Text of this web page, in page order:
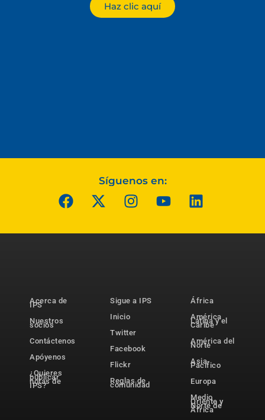
Haz clic aquí
Síguenos en:
Acerca de
IPS
Nuestros
socios
Contáctenos
Apóyenos
¿Quieres
publicar
notas de
IPS?
Sigue a IPS
Inicio
Twitter
Facebook
Flickr
Reglas de
comunidad
África
América
Latina y el
Caribe
América del
Norte
Asia-
Pacífico
Europa
Medio
Oriente y
Norte de
África